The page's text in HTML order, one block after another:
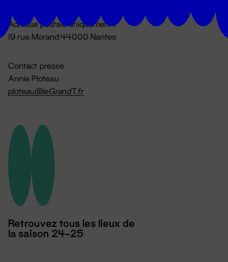
Adresse postale uniquement :
19 rue Morand 44000 Nantes
Contact presse
Annie Ploteau
ploteau@leGrandT.fr
Retrouvez tous les lieux de
la saison 24-25